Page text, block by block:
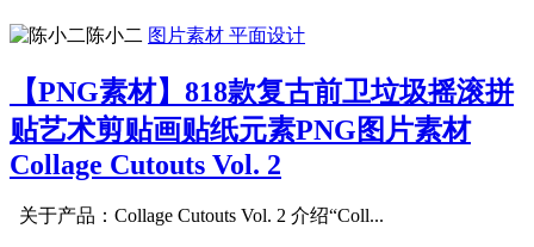
陈小二 图片素材 平面设计
【PNG素材】818款复古前卫垃圾摇滚拼
贴艺术剪贴画贴纸元素PNG图片素材
Collage Cutouts Vol. 2
关于产品：Collage Cutouts Vol. 2 介绍“Coll...